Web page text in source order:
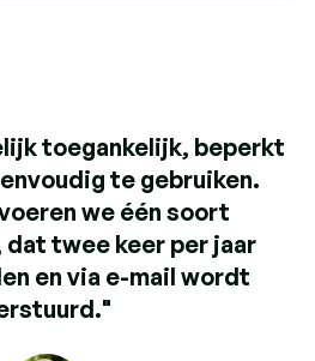
toegankelijk, beperkt
te gebruiken.
we één soort
twee keer per jaar
en via e-mail wordt